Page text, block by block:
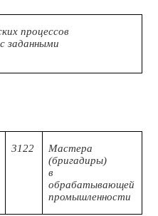
процессов
заданными
3122
Мастера
(бригадиры)
в
обрабатывающей
промышленности